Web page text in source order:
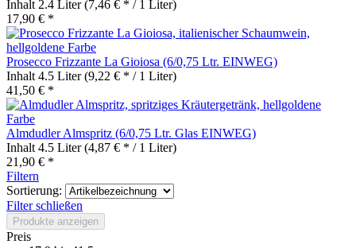
Inhalt 2.4 Liter(7,46 € * / 1 Liter)
17,90 € *
Prosecco Frizzante La Gioiosa (6/0,75 Ltr. EINWEG)
Inhalt 4.5 Liter(9,22 € * / 1 Liter)
41,50 € *
Almdudler Almspritz (6/0,75 Ltr. Glas EINWEG)
Inhalt 4.5 Liter(4,87 € * / 1 Liter)
21,90 € *
Filtern
Sortierung:
Filter schließen
Produkte anzeigen
Preis